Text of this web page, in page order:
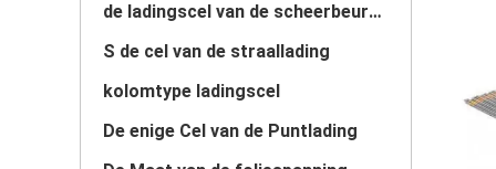
de ladingscel van de scheerbeurtstraal
S de cel van de straallading
kolomtype ladingscel
De enige Cel van de Puntlading